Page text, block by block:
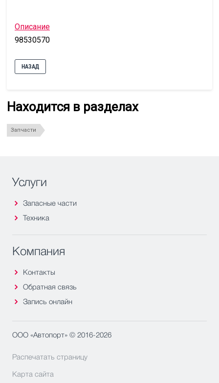
Описание
98530570
НАЗАД
Находится в разделах
Запчасти
Услуги
Запасные части
Техника
Компания
Контакты
Обратная связь
Запись онлайн
ООО «Автопорт» © 2016-2026
Распечатать страницу
Карта сайта